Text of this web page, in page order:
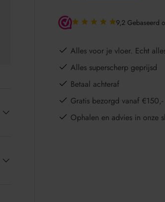
9,2 Gebaseerd
Alles voor je vloer. Echt
Alles superscherp geprijsd
Betaal achteraf
Gratis bezorgd vanaf €150,-
Ophalen en advies in onze